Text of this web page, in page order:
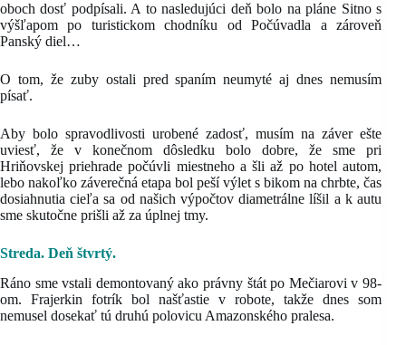
oboch dosť podpísali. A to nasledujúci deň bolo na pláne Sitno s
výšľapom po turistickom chodníku od Počúvadla a zároveň
Panský diel…
O tom, že zuby ostali pred spaním neumyté aj dnes nemusím
písať.
Aby bolo spravodlivosti urobené zadosť, musím na záver ešte
uviesť, že v konečnom dôsledku bolo dobre, že sme pri
Hriňovskej priehrade počúvli miestneho a šli až po hotel autom,
lebo nakoľko záverečná etapa bol peší výlet s bikom na chrbte, čas
dosiahnutia cieľa sa od našich výpočtov diametrálne líšil a k autu
sme skutočne prišli až za úplnej tmy.
Streda. Deň štvrtý.
Ráno sme vstali demontovaný ako právny štát po Mečiarovi v 98-
om. Frajerkin fotrík bol našťastie v robote, takže dnes som
nemusel dosekať tú druhú polovicu Amazonského pralesa.